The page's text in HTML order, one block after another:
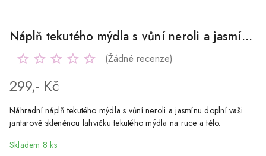
Náplň tekutého mýdla s vůní neroli a jasmínu 500ml
(Žádné recenze)
299,- Kč
Náhradní náplň tekutého mýdla s vůní neroli a jasmínu doplní vaši
jantarově skleněnou lahvičku tekutého mýdla na ruce a tělo.
Skladem 8 ks